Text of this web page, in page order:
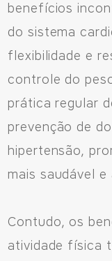
benefícios
do sistema
flexibilidade e
controle do
prática regular
prevenção de
hipertensão,
mais saudável e
Contudo, os
atividade física